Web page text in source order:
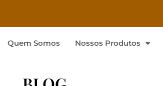
Quem Somos Nossos Produtos